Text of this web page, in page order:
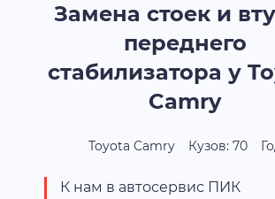
Замена стоек и
переднего
стабилизатора у
Camry
Toyota Camry Кузов: 70
К нам в автосервис ПИК